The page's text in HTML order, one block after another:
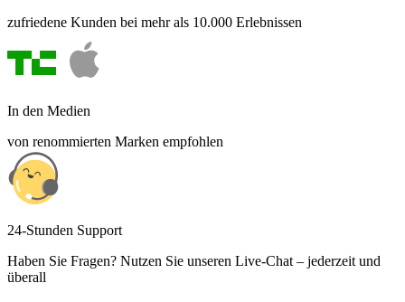
zufriedene Kunden bei mehr als 10.000 Erlebnissen
In den Medien
von renommierten Marken empfohlen
24-Stunden Support
Haben Sie Fragen? Nutzen Sie unseren Live-Chat – jederzeit und
überall